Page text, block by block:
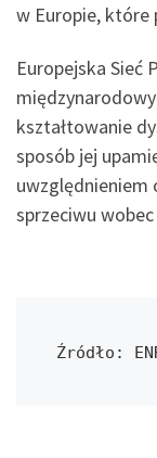
w Europie, które
Europejska Sieć
kształtowanie
sposób jej
uwzględnieniem
sprzeciwu
Źródło: